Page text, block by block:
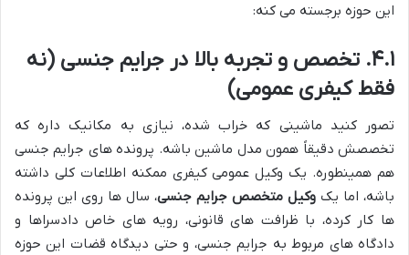
این حوزه برجسته می کنه:
۴.۱. تخصص و تجربه بالا در جرایم جنسی (نه
فقط کیفری عمومی)
تصور کنید ماشینی که خراب شده، نیازی به مکانیک داره که
تخصصش دقیقاً همون مدل ماشین باشه. پرونده های جرایم جنسی
هم همینطوره. یک وکیل عمومی کیفری ممکنه اطلاعات کلی داشته
باشه، اما یک وکیل متخصص جرایم جنسی، سال ها روی این پرونده
ها کار کرده، با ظرافت های قانونی، رویه های خاص دادسراها و
دادگاه های مربوط به جرایم جنسی، و حتی دیدگاه قضات این حوزه